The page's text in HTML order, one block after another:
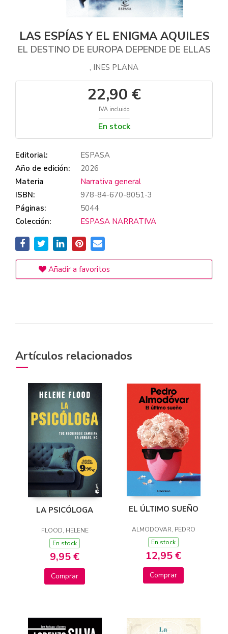
LAS ESPÍAS Y EL ENIGMA AQUILES
EL DESTINO DE EUROPA DEPENDE DE ELLAS
, INES PLANA
22,90 €
IVA incluido
En stock
Editorial:
ESPASA
Año de edición:
2026
Materia
Narrativa general
ISBN:
978-84-670-8051-3
Páginas:
5044
Colección:
ESPASA NARRATIVA
Añadir a favoritos
Artículos relacionados
LA PSICÓLOGA
FLOOD, HELENE
En stock
9,95 €
Comprar
EL ÚLTIMO SUEÑO
ALMODOVAR, PEDRO
En stock
12,95 €
Comprar